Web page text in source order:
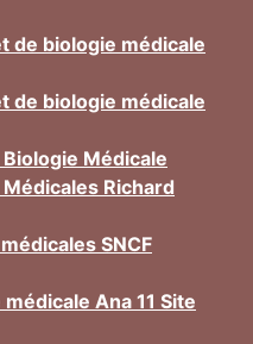
de biologie médicale
de biologie médicale
Médicale
Richard
SNCF
Ana 11 Site